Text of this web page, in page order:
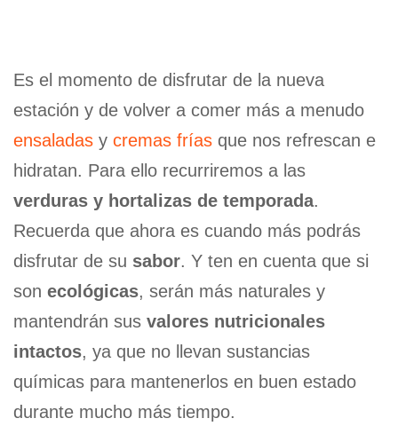
Es el momento de disfrutar de la nueva
estación y de volver a comer más a menudo
ensaladas y cremas frías que nos refrescan e
hidratan. Para ello recurriremos a las
verduras y hortalizas de temporada.
Recuerda que ahora es cuando más podrás
disfrutar de su sabor. Y ten en cuenta que si
son ecológicas, serán más naturales y
mantendrán sus valores nutricionales
intactos, ya que no llevan sustancias
químicas para mantenerlos en buen estado
durante mucho más tiempo.